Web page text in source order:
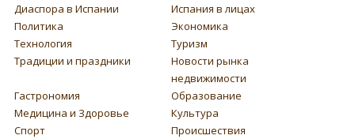
Диаспора в Испании
Испания в лицах
Политика
Экономика
Технология
Туризм
Традиции и праздники
Новости рынка
недвижимости
Гастрономия
Образование
Медицина и Здоровье
Культура
Спорт
Происшествия